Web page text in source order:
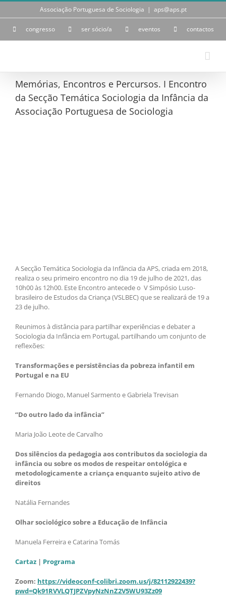
Skip
Associação Portuguesa de Sociologia | aps@aps.pt
congresso ser sócio/a eventos contactos
Memórias, Encontros e Percursos. I Encontro
da Secção Temática Sociologia da Infância da
Associação Portuguesa de Sociologia
A Secção Temática Sociologia da Infância da APS, criada em 2018,
realiza o seu primeiro encontro no dia 19 de julho de 2021, das
10h00 às 12h00. Este Encontro antecede o V Simpósio Luso-
brasileiro de Estudos da Criança (VSLBEC) que se realizará de 19 a
23 de julho.
Reunimos à distância para partilhar experiências e debater a
Sociologia da Infância em Portugal, partilhando um conjunto de
reflexões:
Transformaçõese persistências da pobreza infantil em
Portugal e na EU
Fernando Diogo, Manuel Sarmento e Gabriela Trevisan
“Do outro lado da infância”
Maria João Leote de Carvalho
Dossilêncios da pedagogia aos contributos da sociologia da
infância ou sobre os modos de respeitar ontológica e
metodologicamente a criança enquanto sujeito ativo de
direitos
Natália Fernandes
Olharsociológico sobre a Educação de Infância
Manuela Ferreira e Catarina Tomás
Cartaz | Programa
Zoom: https://videoconf-colibri.zoom.us/j/82112922439?
pwd=Qk91RVVLQTJPZVpyNzNnZ2V5WU93Zz09